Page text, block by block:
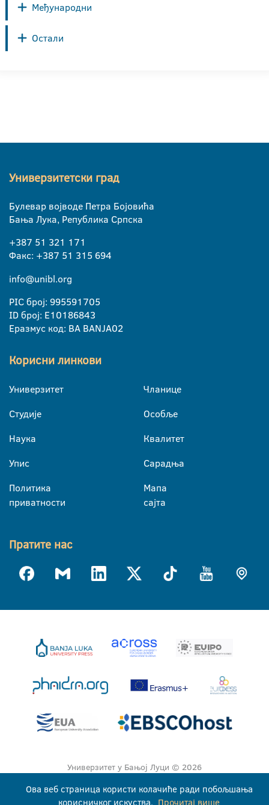
Међународни
Остали
Универзитетски град
Булевар војводе Петра Бојовића
Бања Лука, Република Српска
+387 51 321 171
Факс: +387 51 315 694
info@unibl.org
PIC број: 995591705
ID број: E10186843
Еразмус код: BA BANJA02
Корисни линкови
Универзитет
Студије
Наука
Упис
Политика
приватности
Чланице
Особље
Квалитет
Сарадња
Мапа
сајта
Пратите нас
Универзитет у Бањој Луци © 2026
Ова веб страница користи колачиће ради побољшања
корисничког искуства. Прочитај више